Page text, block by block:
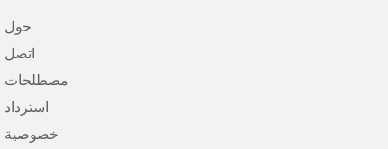
حول
اتصل
مصطلحات
استرداد
خصوصية